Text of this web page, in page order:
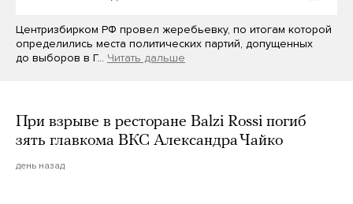
Центризбирком РФ провел жеребьевку, по итогам которой
определились места политических партий, допущенных
до выборов в Г… Читать дальше
При взрыве в ресторане Balzi Rossi погиб
зять главкома ВКС Александра Чайко
день назад